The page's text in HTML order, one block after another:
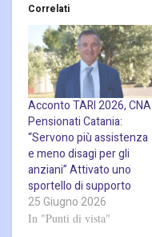
Correlati
Acconto TARI 2026, CNA
Pensionati Catania:
“Servono più assistenza
e meno disagi per gli
anziani” Attivato uno
sportello di supporto
25 Giugno 2026
In "Punti di vista"